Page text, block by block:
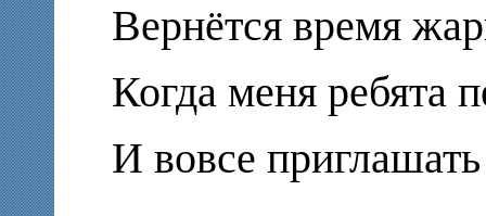
Вернётся время
Когда меня ребята
И вовсе